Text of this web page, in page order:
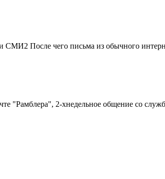
После чего письма из обычного
"Рамблера", 2-хнедельное общение со